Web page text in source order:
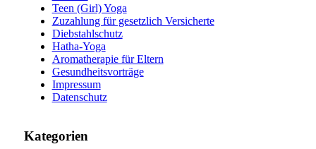
Teen (Girl) Yoga
Zuzahlung für gesetzlich Versicherte
Diebstahlschutz
Hatha-Yoga
Aromatherapie für Eltern
Gesundheitsvorträge
Impressum
Datenschutz
Kategorien